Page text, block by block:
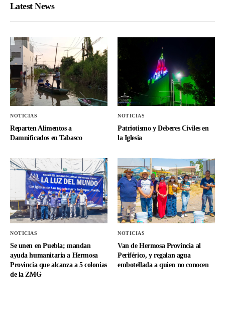
Latest News
NOTICIAS
Reparten Alimentos a
Damnificados en Tabasco
NOTICIAS
Patriotismo y Deberes Civiles en
la Iglesia
NOTICIAS
Se unen en Puebla; mandan
ayuda humanitaria a Hermosa
Provincia que alcanza a 5 colonias
de la ZMG
NOTICIAS
Van de Hermosa Provincia al
Periférico, y regalan agua
embotellada a quien no conocen